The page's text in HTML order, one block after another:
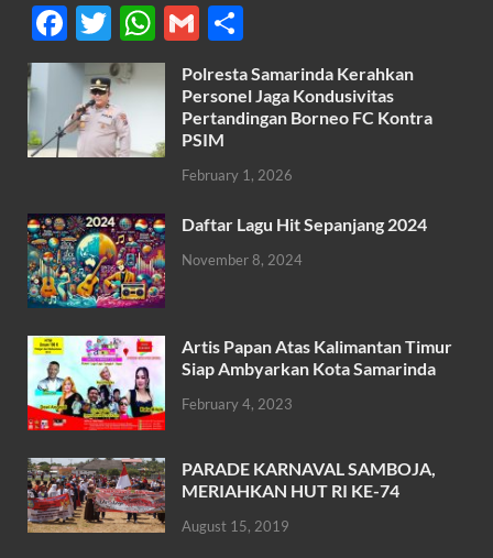
F
ac
e
b
o
k
T
w
itt
er
W
h
at
s
A
p
G
m
ail
h
ar
e
Polresta Samarinda Kerahkan
Personel Jaga Kondusivitas
Pertandingan Borneo FC Kontra
PSIM
February 1, 2026
Daftar Lagu Hit Sepanjang 2024
November 8, 2024
Artis Papan Atas Kalimantan Timur
Siap Ambyarkan Kota Samarinda
February 4, 2023
PARADE KARNAVAL SAMBOJA,
MERIAHKAN HUT RI KE-74
August 15, 2019